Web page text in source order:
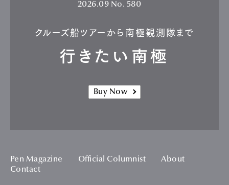
2026.09 No. 580
クルーズ船ツアーから南極観測隊まで
行きたい南極
Buy Now
Pen Magazine Official Columnist
About
Contact